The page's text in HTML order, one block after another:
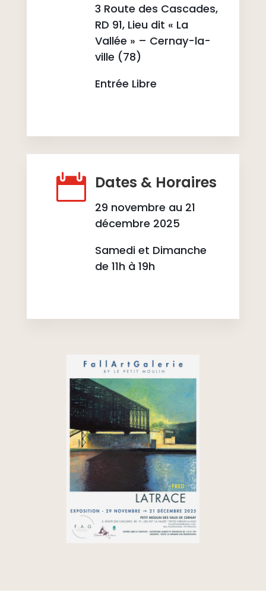
3 Route des Cascades,
RD 91, Lieu dit « La
Vallée » – Cernay-la-
ville (78)
Entrée Libre
 Dates & Horaires
29 novembre au 21
décembre 2025
Samedi et Dimanche
de 11h à 19h